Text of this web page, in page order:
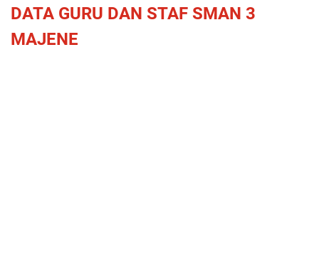
DATA GURU DAN STAF SMAN 3
MAJENE